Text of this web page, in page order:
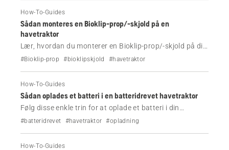
How-To-Guides
Sådan monteres en Bioklip-prop/-skjold på en
havetraktor
Lær, hvordan du monterer en Bioklip-prop/-skjold på din
Husqvarna-havetraktor med blot et par enkle trin.
#Bioklip-prop #bioklipskjold #havetraktor
How-To-Guides
Sådan oplades et batteri i en batteridrevet havetraktor
Følg disse enkle trin for at oplade et batteri i din
Husqvarna-havetraktor.
#batteridrevet #havetraktor #opladning
How-To-Guides